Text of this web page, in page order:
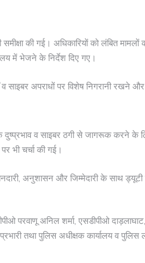
की गई। अधिकारियों को लंबित
में भेजने के निर्देश दिए गए।
साइबर अपराधों पर विशेष निगरानी रखने और
दुष्प्रभाव व साइबर ठगी से जागरूक करने के
भी चर्चा की गई।
अनुशासन और जिम्मेदारी के साथ
परवाणू अनिल शर्मा, एसडीपीओ
तथा पुलिस अधीक्षक कार्यालय व